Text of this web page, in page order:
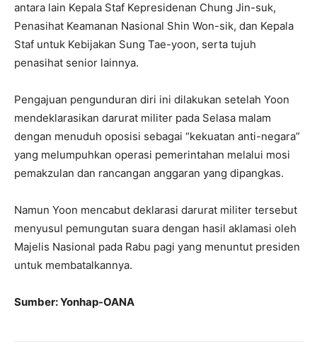
antara lain Kepala Staf Kepresidenan Chung Jin-suk,
Penasihat Keamanan Nasional Shin Won-sik, dan Kepala
Staf untuk Kebijakan Sung Tae-yoon, serta tujuh
penasihat senior lainnya.
Pengajuan pengunduran diri ini dilakukan setelah Yoon
mendeklarasikan darurat militer pada Selasa malam
dengan menuduh oposisi sebagai “kekuatan anti-negara”
yang melumpuhkan operasi pemerintahan melalui mosi
pemakzulan dan rancangan anggaran yang dipangkas.
Namun Yoon mencabut deklarasi darurat militer tersebut
menyusul pemungutan suara dengan hasil aklamasi oleh
Majelis Nasional pada Rabu pagi yang menuntut presiden
untuk membatalkannya.
Sumber: Yonhap-OANA​​​​​​